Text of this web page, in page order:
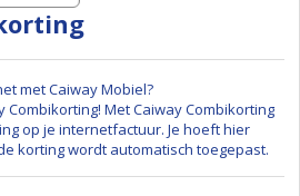
met Caiway Mobiel?
Met Caiway Combikorting
op je internetfactuur. Je hoeft hier
korting wordt automatisch toegepast.